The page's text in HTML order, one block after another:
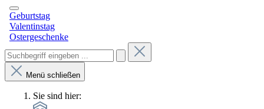
Geburtstag
Valentinstag
Ostergeschenke
Menü schließen
Sie sind hier: